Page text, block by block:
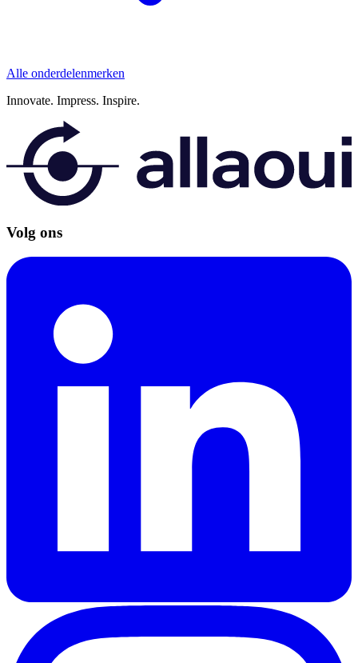
Alle onderdelenmerken
Innovate. Impress. Inspire.
Volg ons